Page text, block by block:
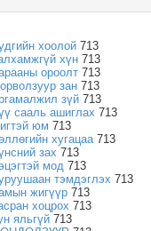
хоолой713
хүн713
ороолт713
зан713
зүй713
сааль ашиглах 713
юм 713
хугацаа713
зах 713
мод713
тэмдэглэх 713
жигүүр713
хоцрох 713
яльгүй713